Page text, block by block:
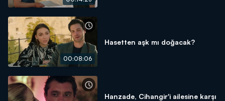
00:08:06
Hasetten aşk mı doğacak?
Hanzade, Cihangir'i ailesine karşı